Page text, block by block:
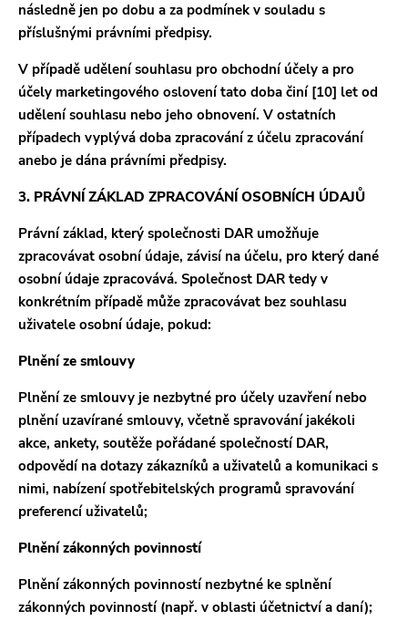
následně jen po dobu a za podmínek v souladu s
příslušnými právními předpisy.
V případě udělení souhlasu pro obchodní účely a pro
účely marketingového oslovení tato doba činí [10] let od
udělení souhlasu nebo jeho obnovení. V ostatních
případech vyplývá doba zpracování z účelu zpracování
anebo je dána právními předpisy.
3. PRÁVNÍ ZÁKLAD ZPRACOVÁNÍ OSOBNÍCH ÚDAJŮ
Právní základ, který společnosti DAR umožňuje
zpracovávat osobní údaje, závisí na účelu, pro který dané
osobní údaje zpracovává. Společnost DAR tedy v
konkrétním případě může zpracovávat bez souhlasu
uživatele osobní údaje, pokud:
Plnění ze smlouvy
Plnění ze smlouvy je nezbytné pro účely uzavření nebo
plnění uzavírané smlouvy, včetně spravování jakékoli
akce, ankety, soutěže pořádané společností DAR,
odpovědí na dotazy zákazníků a uživatelů a komunikaci s
nimi, nabízení spotřebitelských programů spravování
preferencí uživatelů;
Plnění zákonných povinností
Plnění zákonných povinností nezbytné ke splnění
zákonných povinností (např. v oblasti účetnictví a daní);